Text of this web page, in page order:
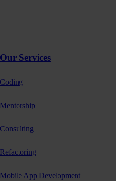
Our Services
Coding
Mentorship
Consulting
Refactoring
Mobile App Development